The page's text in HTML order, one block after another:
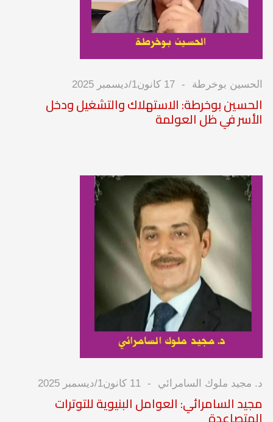
الحسين بوخرطة 17 كانون1/ديسمبر 2025
الحسين بوخرطة: الاستهلاك والتشغيل ودخل
الأسر في ظل العولمة
د. مجيد ملوك السامرائي 11 كانون1/ديسمبر 2025
مجيد السامرائي: العوامل البنيوية للتوترات